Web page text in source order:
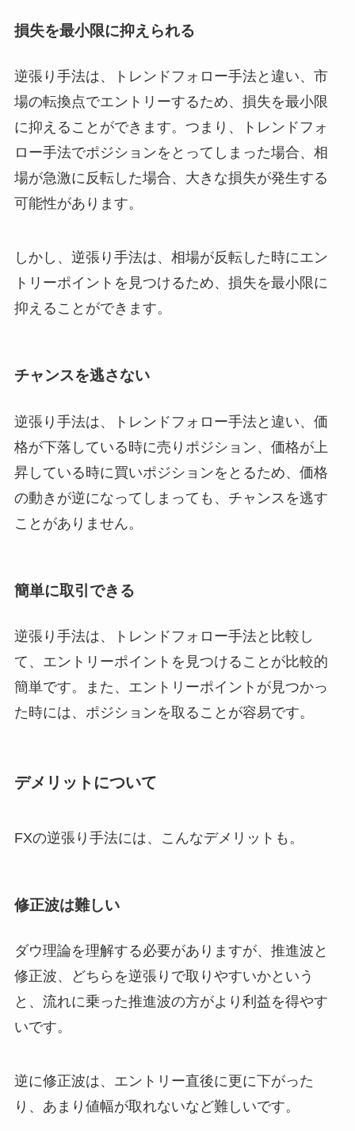
損失を最小限に抑えられる
逆張り手法は、トレンドフォロー手法と違い、市
場の転換点でエントリーするため、損失を最小限
に抑えることができます。つまり、トレンドフォ
ロー手法でポジションをとってしまった場合、相
場が急激に反転した場合、大きな損失が発生する
可能性があります。
しかし、逆張り手法は、相場が反転した時にエン
トリーポイントを見つけるため、損失を最小限に
抑えることができます。
チャンスを逃さない
逆張り手法は、トレンドフォロー手法と違い、価
格が下落している時に売りポジション、価格が上
昇している時に買いポジションをとるため、価格
の動きが逆になってしまっても、チャンスを逃す
ことがありません。
簡単に取引できる
逆張り手法は、トレンドフォロー手法と比較し
て、エントリーポイントを見つけることが比較的
簡単です。また、エントリーポイントが見つかっ
た時には、ポジションを取ることが容易です。
デメリットについて
FXの逆張り手法には、こんなデメリットも。
修正波は難しい
ダウ理論を理解する必要がありますが、推進波と
修正波、どちらを逆張りで取りやすいかという
と、流れに乗った推進波の方がより利益を得やす
いです。
逆に修正波は、エントリー直後に更に下がった
り、あまり値幅が取れないなど難しいです。